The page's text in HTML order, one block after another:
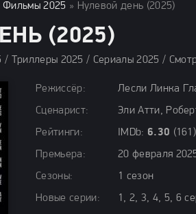
Фильмы 2025 » Нулевой день (2025)
(2025)
Триллеры 2025 / Сериалы 2025 /
Режиссёр:
Лесли Линка
Сценарист:
Эли Атти,
Рейтинги:
IMDb: 6.30 (161)
Премьера:
20 февраля
Сезоны:
1 сезон
Новые серии:
1, 2, 3, 4, 5, 6